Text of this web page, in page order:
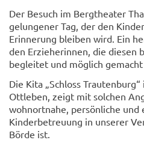
Der Besuch im Bergtheater
gelungener Tag, der den
Erinnerung bleiben wird. Ein
den Erzieherinnen, die diesen
begleitet und möglich gemacht
Die Kita „Schloss
Ottleben, zeigt mit solchen
wohnortnahe, persönliche und
Kinderbetreuung in unserer
Börde ist.